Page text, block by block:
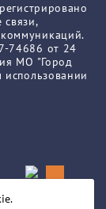
74686 от 24
МО "Город